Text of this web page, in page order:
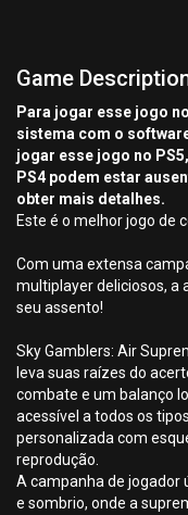
Game
Para jogar esse jogo
sistema com o
jogar esse jogo no
PS4 podem estar
obter mais detalhes.
Este é o melhor jogo de
Com uma extensa
multiplayer deliciosos, a
seu assento!
Sky Gamblers: Air
leva suas raízes do
combate e um balanço
acessível a todos os
personalizada com
reprodução.
A campanha de jogador
e sombrio, onde a